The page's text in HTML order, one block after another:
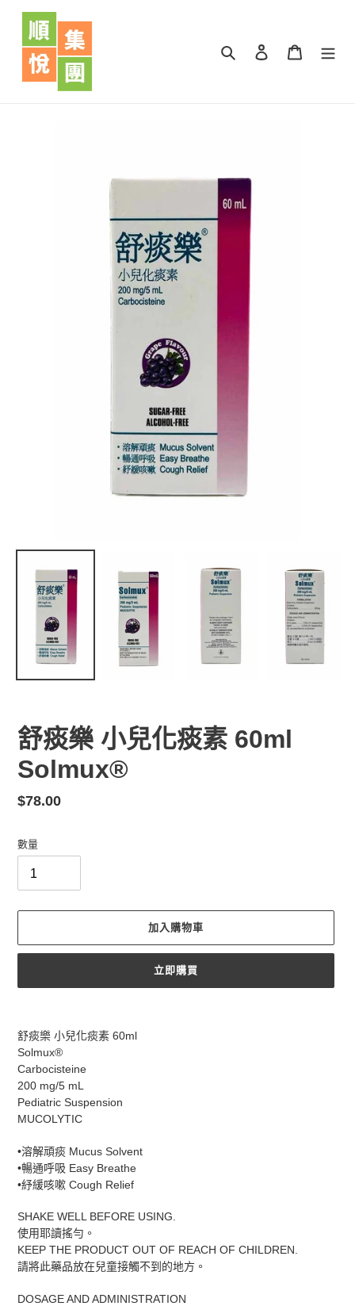
搜尋 登入 購物車
舒痰樂 小兒化痰素 60ml
Solmux®️
定
$78.00
數量
加入購物車
立即購買
在
將
的
購
物
車
舒痰樂 小兒化痰素 60ml
Solmux®️
Carbocisteine
200 mg/5 mL
Pediatric Suspension
MUCOLYTIC
•溶解頑痰 Mucus Solvent
•暢通呼吸 Easy Breathe
•紓緩咳嗽 Cough Relief
SHAKE WELL BEFORE USING.
使用耶讀搖勻。
KEEP THE PRODUCT OUT OF REACH OF CHILDREN.
請將此藥品放在兒童接觸不到的地方。
DOSAGE AND ADMINISTRATION